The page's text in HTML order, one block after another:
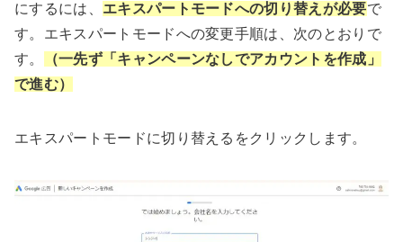
にするには、 エキスパートモードへの切り替えが必要で
す。エキスパートモードへの変更手順は、次のとおりで
す。
（一先ず「キャンペーンなしでアカウントを作成」
で進む）
エキスパートモードに切り替えるをクリックします。